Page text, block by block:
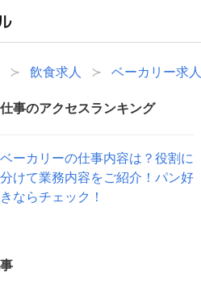
飲食求人 ベーカリー求人
事のアクセスランキング
ベーカリーの仕事内容は？役割に
分けて業務内容をご紹介！パン好
きならチェック！